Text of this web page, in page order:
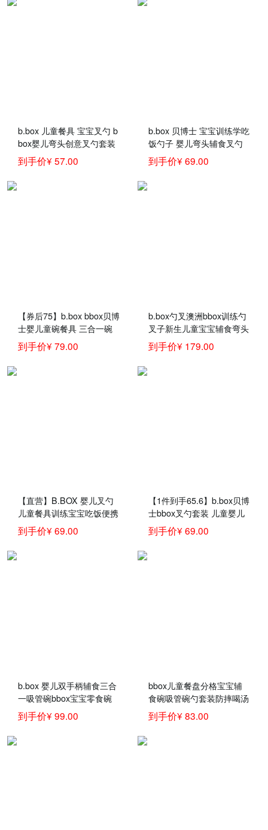
b.box 儿童餐具 宝宝叉勺 b
box婴儿弯头创意叉勺套装
海蓝色宝宝训练叉勺
到手价¥ 57.00
b.box 贝博士 宝宝训练学吃
饭勺子 婴儿弯头辅食叉勺
黄灰色套装 儿童餐具训练
勺
到手价¥ 69.00
【券后75】b.box bbox贝博
士婴儿童碗餐具 三合一碗
吸管碗辅食零食碗240ML宝
宝餐具 紫黄色
到手价¥ 79.00
b.box勺叉澳洲bbox训练勺
叉子新生儿童宝宝辅食弯头
汤饭叉勺餐具套装 勺叉+吸
管碗+餐盘-黄灰色 官方认
到手价¥ 179.00
【直营】B.BOX 婴儿叉勺
儿童餐具训练宝宝吃饭便携
叉子汤勺趣味装
到手价¥ 69.00
【1件到手65.6】b.box贝博
士bbox叉勺套装 儿童婴儿
叉子勺子弯头勺 宝宝儿童
餐具训练勺 葡萄紫
到手价¥ 69.00
b.box 婴儿双手柄辅食三合
一吸管碗bbox宝宝零食碗
紫黄色 辅食餐具
到手价¥ 99.00
bbox儿童餐盘分格宝宝辅
食碗吸管碗勺套装防摔喝汤
碗婴儿童训练学吃饭碗宝宝
碗勺子叉子儿童餐具套装
到手价¥ 83.00